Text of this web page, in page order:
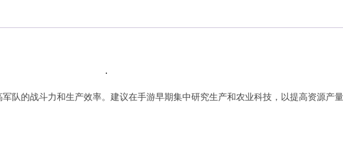
队的战斗力和生产效率。建议在手游早期集中研究生产和农业科技，以提高资源产